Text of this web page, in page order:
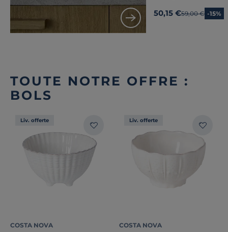
50,15 €Ancien prix
59,00 € -15%
TOUTE NOTRE OFFRE :
BOLS
Liv. offerte
COSTA NOVA
Liv. offerte
COSTA NOVA